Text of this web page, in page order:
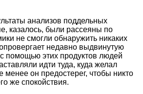
анализов поддельных
казалось, были рассеяны по
не смогли обнаружить никаких
недавно выдвинутую
помощью этих продуктов людей
идти туда, куда желал
менее он предостерег, чтобы никто
же спокойствия.